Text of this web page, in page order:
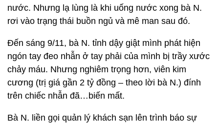
nước. Nhưng lạ lùng là khi uống nước xong bà N.
rơi vào trạng thái buồn ngủ và mê man sau đó.
Đến sáng 9/11, bà N. tỉnh dậy giật mình phát hiện
ngón tay đeo nhẫn ở tay phải của mình bị trầy xước
chảy máu. Nhưng nghiêm trọng hơn, viên kim
cương (trị giá gần 2 tỷ đồng – theo lời bà N.) đính
trên chiếc nhẫn đã…biến mất.
Bà N. liền gọi quản lý khách sạn lên trình báo sự